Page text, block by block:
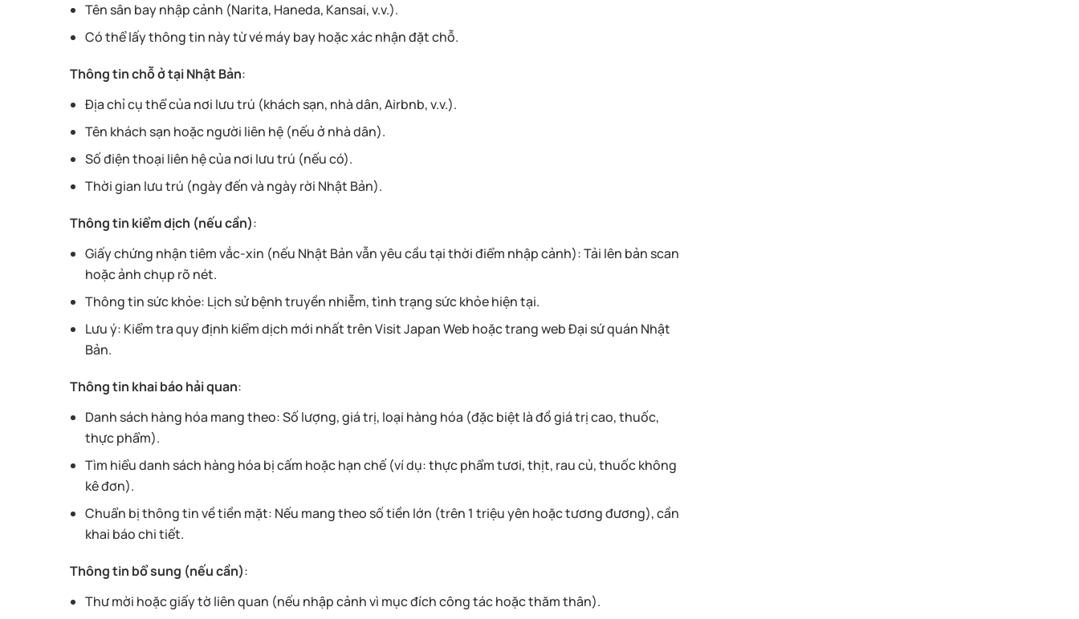
Tên sân bay nhập cảnh (Narita, Haneda, Kansai, v.v.).
Có thể lấy thông tin này từ vé máy bay hoặc xác nhận đặt chỗ.
Thông tin chỗ ở tại Nhật Bản:
Địa chỉ cụ thể của nơi lưu trú (khách sạn, nhà dân, Airbnb, v.v.).
Tên khách sạn hoặc người liên hệ (nếu ở nhà dân).
Số điện thoại liên hệ của nơi lưu trú (nếu có).
Thời gian lưu trú (ngày đến và ngày rời Nhật Bản).
Thông tin kiểm dịch (nếu cần):
Giấy chứng nhận tiêm vắc-xin (nếu Nhật Bản vẫn yêu cầu tại thời điểm nhập cảnh): Tải lên bản scan
hoặc ảnh chụp rõ nét.
Thông tin sức khỏe: Lịch sử bệnh truyền nhiễm, tình trạng sức khỏe hiện tại.
Lưu ý: Kiểm tra quy định kiểm dịch mới nhất trên Visit Japan Web hoặc trang web Đại sứ quán Nhật
Bản.
Thông tin khai báo hải quan:
Danh sách hàng hóa mang theo: Số lượng, giá trị, loại hàng hóa (đặc biệt là đồ giá trị cao, thuốc,
thực phẩm).
Tìm hiểu danh sách hàng hóa bị cấm hoặc hạn chế (ví dụ: thực phẩm tươi, thịt, rau củ, thuốc không
kê đơn).
Chuẩn bị thông tin về tiền mặt: Nếu mang theo số tiền lớn (trên 1 triệu yên hoặc tương đương), cần
khai báo chi tiết.
Thông tin bổ sung (nếu cần):
Thư mời hoặc giấy tờ liên quan (nếu nhập cảnh vì mục đích công tác hoặc thăm thân).